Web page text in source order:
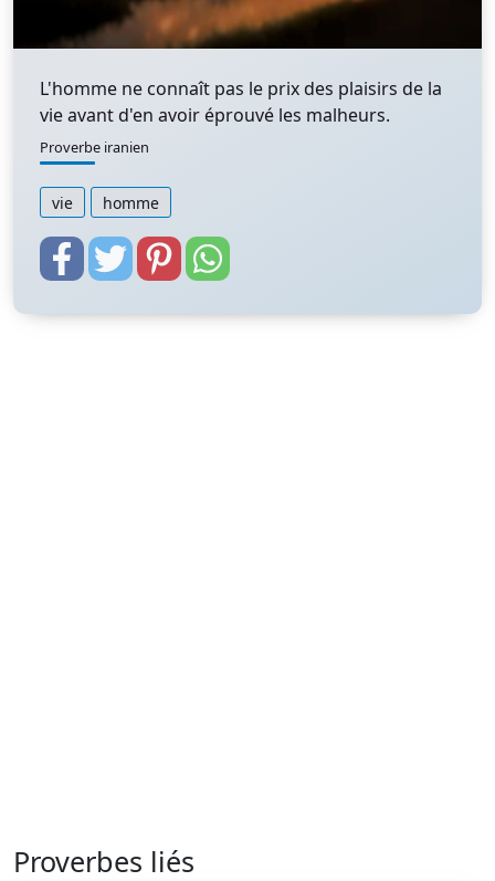
L'homme ne connaît pas le prix des plaisirs de la
vie avant d'en avoir éprouvé les malheurs.
Proverbe iranien
vie homme
Proverbes liés